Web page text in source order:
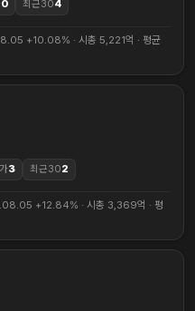
0 최근304
+10.08% · 시총 5,221억 · 평균
3 최근302
+12.84% · 시총 3,369억 · 평